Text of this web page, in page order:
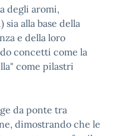
degli aromi,
alla base della
e della loro
concetti come la
come pilastri
da ponte tra
dimostrando che le